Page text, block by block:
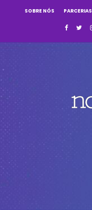
SOBRE NÓS PARCERIAS